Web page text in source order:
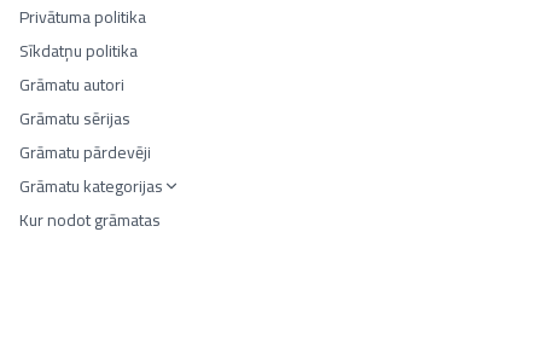
Privātuma politika
Sīkdatņu politika
Grāmatu autori
Grāmatu sērijas
Grāmatu pārdevēji
Grāmatu kategorijas
Kur nodot grāmatas